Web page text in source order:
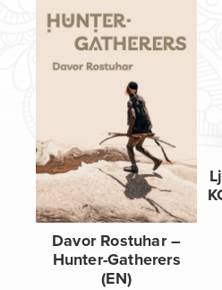
Davor Rostuhar –
Hunter-Gatherers
(EN)